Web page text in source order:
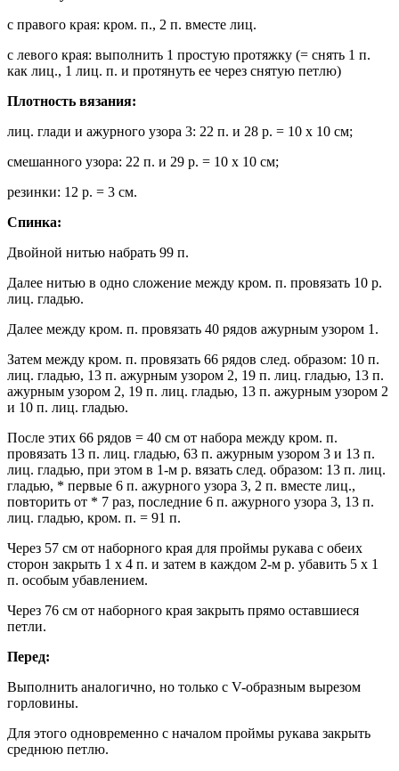
с правого края: кром. п., 2 п. вместе лиц.
с левого края: выполнить 1 простую протяжку (= снять 1 п.
как лиц., 1 лиц. п. и протянуть ее через снятую петлю)
Плотность вязания:
лиц. глади и ажурного узора 3: 22 п. и 28 р. = 10 х 10 см;
смешанного узора: 22 п. и 29 р. = 10 х 10 см;
резинки: 12 р. = 3 см.
Спинка:
Двойной нитью набрать 99 п.
Далее нитью в одно сложение между кром. п. провязать 10 р.
лиц. гладью.
Далее между кром. п. провязать 40 рядов ажурным узором 1.
Затем между кром. п. провязать 66 рядов след. образом: 10 п.
лиц. гладью, 13 п. ажурным узором 2, 19 п. лиц. гладью, 13 п.
ажурным узором 2, 19 п. лиц. гладью, 13 п. ажурным узором 2
и 10 п. лиц. гладью.
После этих 66 рядов = 40 см от набора между кром. п.
провязать 13 п. лиц. гладью, 63 п. ажурным узором 3 и 13 п.
лиц. гладью, при этом в 1-м р. вязать след. образом: 13 п. лиц.
гладью, * первые 6 п. ажурного узора 3, 2 п. вместе лиц.,
повторить от * 7 раз, последние 6 п. ажурного узора 3, 13 п.
лиц. гладью, кром. п. = 91 п.
Через 57 см от наборного края для проймы рукава с обеих
сторон закрыть 1 х 4 п. и затем в каждом 2-м р. убавить 5 x 1
п. особым убавлением.
Через 76 см от наборного края закрыть прямо оставшиеся
петли.
Перед:
Выполнить аналогично, но только с V-образным вырезом
горловины.
Для этого одновременно с началом проймы рукава закрыть
среднюю петлю.